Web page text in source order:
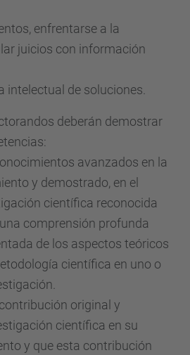
enfrentarse a la
juicios con información
intelectual de soluciones.
deberán demostrar
avanzados en la
y demostrado, en el
científica reconocida
comprensión profunda
de los aspectos teóricos
científica en uno o
original y
científica en su
y que esta contribución